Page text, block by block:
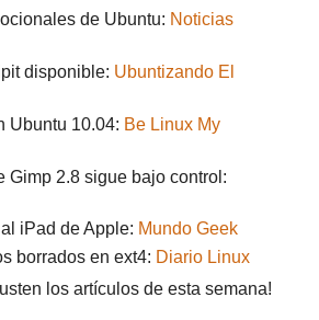
de Ubuntu: Noticias
disponible: Ubuntizando El
Ubuntu 10.04: Be Linux My
Gimp 2.8 sigue bajo control:
iPad de Apple: Mundo Geek
borrados en ext4: Diario Linux
los artículos de esta semana!